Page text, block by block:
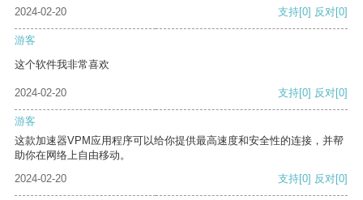
2024-02-20
支持[0] 反对[0]
游客
这个软件我非常喜欢
2024-02-20 支持[0] 反对[0]
游客
这款加速器VPM应用程序可以给你提供最高速度和安全性的连接，并帮
助你在网络上自由移动。
2024-02-20
支持[0] 反对[0]